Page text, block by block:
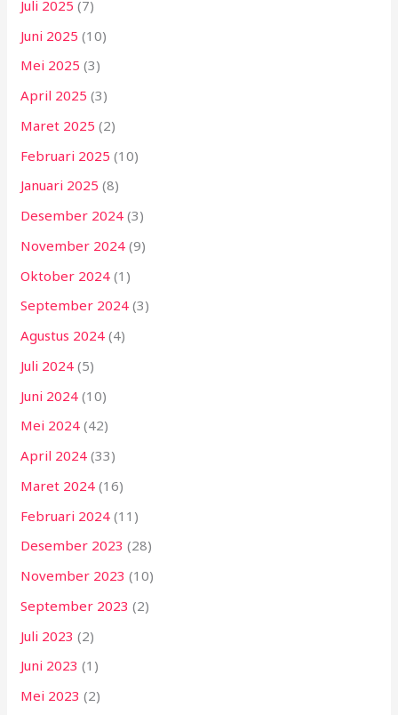
Juli 2025 (7)
Juni 2025 (10)
Mei 2025 (3)
April 2025 (3)
Maret 2025 (2)
Februari 2025 (10)
Januari 2025 (8)
Desember 2024 (3)
November 2024 (9)
Oktober 2024 (1)
September 2024 (3)
Agustus 2024 (4)
Juli 2024 (5)
Juni 2024 (10)
Mei 2024 (42)
April 2024 (33)
Maret 2024 (16)
Februari 2024 (11)
Desember 2023 (28)
November 2023 (10)
September 2023 (2)
Juli 2023 (2)
Juni 2023 (1)
Mei 2023 (2)